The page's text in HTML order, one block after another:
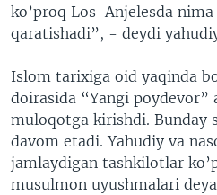
ko’proq Los-Anjelesda
qaratishadi”, - deydi
Islom tarixiga oid yaqinda
doirasida “Yangi poydevor”
muloqotga kirishdi. Bunday
davom etadi. Yahudiy va
jamlaydigan tashkilotlar
musulmon uyushmalari